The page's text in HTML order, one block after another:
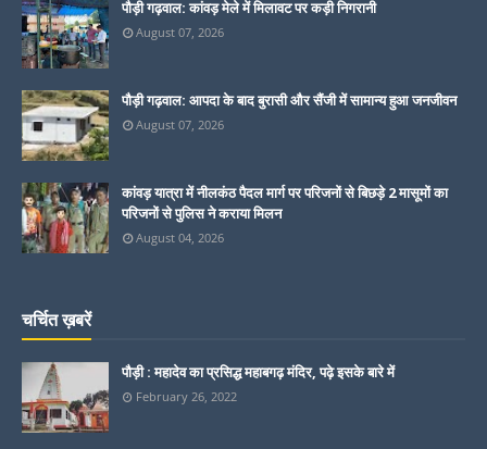
पौड़ी गढ़वाल: कांवड़ मेले में मिलावट पर कड़ी निगरानी
August 07, 2026
पौड़ी गढ़वाल: आपदा के बाद बुरासी और सैंजी में सामान्य हुआ जनजीवन
August 07, 2026
कांवड़ यात्रा में नीलकंठ पैदल मार्ग पर परिजनों से बिछड़े 2 मासूमों का
परिजनों से पुलिस ने कराया मिलन
August 04, 2026
चर्चित ख़बरें
पौड़ी : महादेव का प्रसिद्ध महाबगढ़ मंदिर, पढ़े इसके बारे में
February 26, 2022